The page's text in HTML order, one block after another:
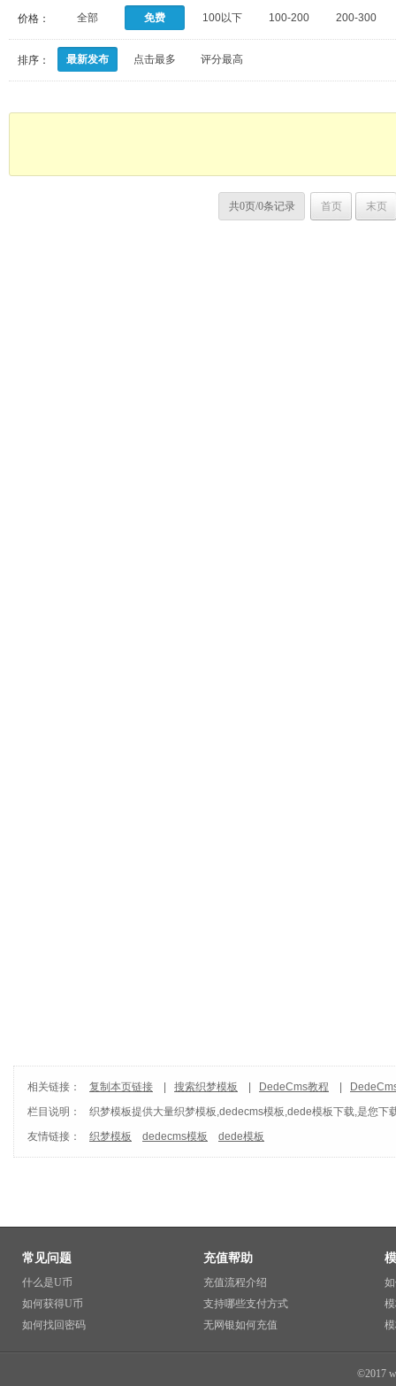
价格： 全部 免费 100以下 100-200 200-300
排序： 最新发布 点击最多 评分最高
共0页/0条记录 首页 末页
相关链接： 复制本页链接 搜索织梦模板 DedeCms教程
栏目说明：
织梦模板提供大量织梦模板,dedecms模板,dede模板下载,是您
友情链接：
织梦模板 dedecms模板 dede模板
常见问题
什么是U币
如何获得U币
如何找回密码
充值帮助
充值流程介绍
支持哪些支付方式
无网银如何充值
©2017